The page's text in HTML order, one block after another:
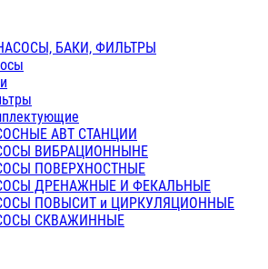
БАКИ, ФИЛЬТРЫ
АВТ СТАНЦИИ
ВИБРАЦИОННЫНЕ
ПОВЕРХНОСТНЫЕ
ДРЕНАЖНЫЕ И ФЕКАЛЬНЫЕ
ПОВЫСИТ и ЦИРКУЛЯЦИОННЫЕ
СКВАЖИННЫЕ